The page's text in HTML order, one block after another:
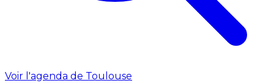
Voir l'agenda de Toulouse